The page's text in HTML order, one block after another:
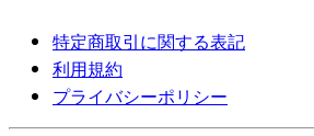
特定商取引に関する表記
利用規約
プライバシーポリシー